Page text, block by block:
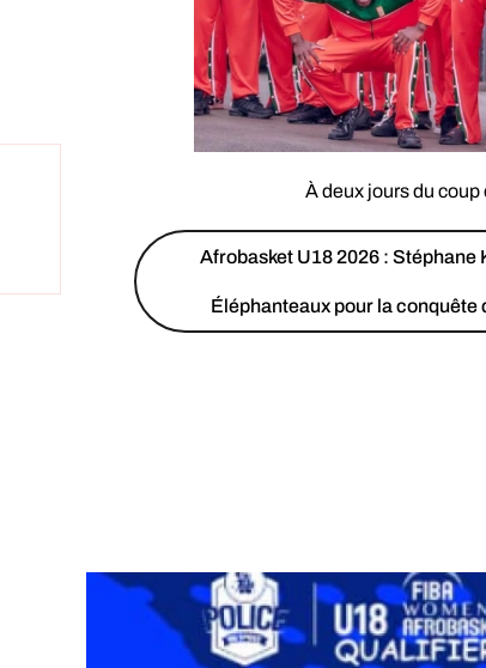
À deux jours du
Afrobasket U18 2026 : Stéphane
Éléphanteaux pour la conquête